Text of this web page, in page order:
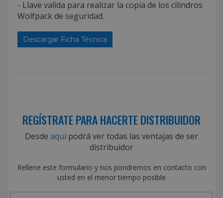
- Llave valida para realizar la copia de los cilindros
Wolfpack de seguridad.
Descargar Ficha Técnica
REGÍSTRATE PARA HACERTE DISTRIBUIDOR
Desde aquípodrá ver todas las ventajas de ser
distribuidor
Rellene este formulario y nos pondremos en contacto con
usted en el menor tiempo posible